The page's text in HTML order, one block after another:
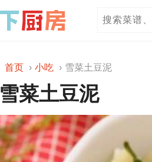
首页 小吃 雪菜土豆泥
雪菜土豆泥